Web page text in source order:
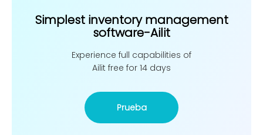
Simplest inventory management
software-Ailit
Experience full capabilities of
Ailit free for 14 days
Prueba